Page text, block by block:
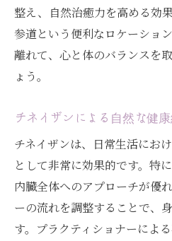
整え、自然治癒力を高める効
参道という便利なロケーショ
離れて、心と体のバランスを
ょう。
チネイザンによる自然な健
チネイザンは、日常生活にお
として非常に効果的です。特
内臓全体へのアプローチが優
ーの流れを調整することで、
す。プラクティショナーによ